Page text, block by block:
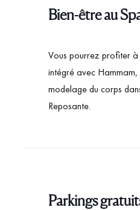
Bien-être au
Vous pourrez profiter
intégré avec
modelage du corps
Reposante.
Parkings